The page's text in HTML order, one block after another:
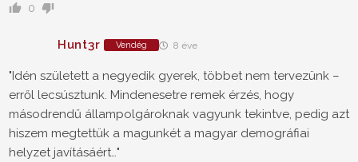
0
Hunt3r Vendég 8 éve
"Idén született a negyedik gyerek, többet nem tervezünk –
erről lecsúsztunk. Mindenesetre remek érzés, hogy
másodrendű állampolgároknak vagyunk tekintve, pedig azt
hiszem megtettük a magunkét a magyar demográfiai
helyzet javításáért…"